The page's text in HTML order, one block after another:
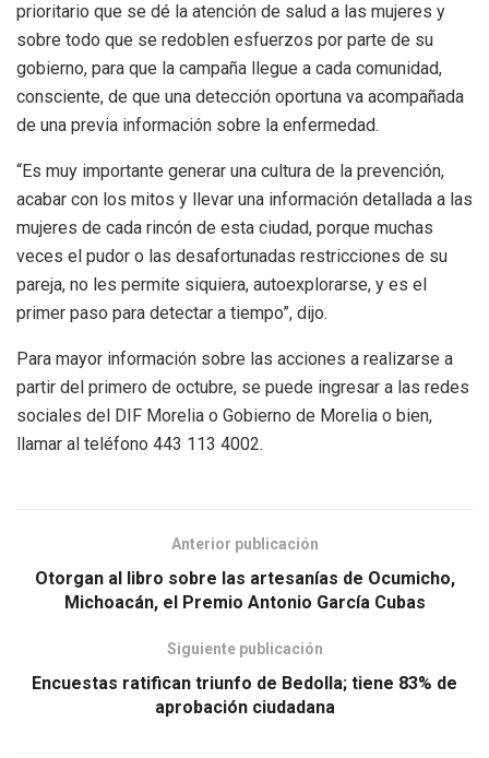
prioritario que se dé la atención de salud a las mujeres y
sobre todo que se redoblen esfuerzos por parte de su
gobierno, para que la campaña llegue a cada comunidad,
consciente, de que una detección oportuna va acompañada
de una previa información sobre la enfermedad.
“Es muy importante generar una cultura de la prevención,
acabar con los mitos y llevar una información detallada a las
mujeres de cada rincón de esta ciudad, porque muchas
veces el pudor o las desafortunadas restricciones de su
pareja, no les permite siquiera, autoexplorarse, y es el
primer paso para detectar a tiempo”, dijo.
Para mayor información sobre las acciones a realizarse a
partir del primero de octubre, se puede ingresar a las redes
sociales del DIF Morelia o Gobierno de Morelia o bien,
llamar al teléfono 443 113 4002.
Anterior publicación
Otorgan al libro sobre las artesanías de Ocumicho,
Michoacán, el Premio Antonio García Cubas
Siguiente publicación
Encuestas ratifican triunfo de Bedolla; tiene 83% de
aprobación ciudadana